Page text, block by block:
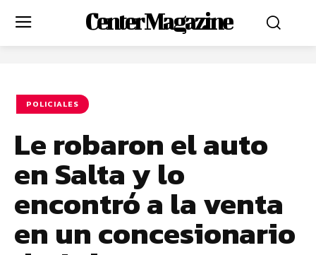
Center Magazine
POLICIALES
Le robaron el auto
en Salta y lo
encontró a la venta
en un concesionario